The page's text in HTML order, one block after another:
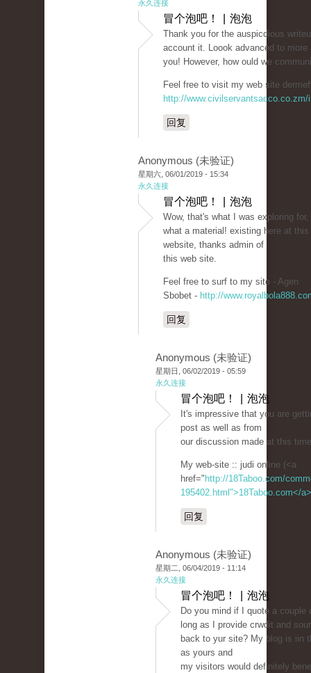
永久连接
冒个泡吧！ | 泡泡
Thank you for the auspicdious
account it. Loook advanced to more
you! However, how ould we
Feel free to visit my web site
http://
回复
Anonymous (未验证)
星期六, 06/01/2019 - 15:34
永久连接
冒个泡吧！ | 泡泡
Wow, that's what I was exploring for,
what a material! existing here at this
website, thanks admin of
this web site.
Feel free to surf to my site - Agen
Sbobet - http://
回复
Anonymous (未验证)
星期日, 06/02/2019 - 05:59
永久连接
冒个泡吧！ | 泡泡
It's impressive that you are
post as well as from
our discussion made at this
My web-site :: judi online (<a
href=" http://18Taboo.com/
195402.html">18Taboo.com</a>
回复
Anonymous (未验证)
星期二, 06/04/2019 - 11:14
永久连接
冒个泡吧！ | 泡泡
Do you mind if I quote a couple
long as I provide crwdit and
back to yur site? My blog is iin
as yours and
my visitors would definitely